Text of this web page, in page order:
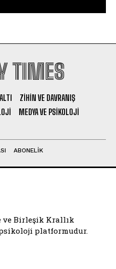
TIMES
ZIHIN VE DAVRANIŞ
MEDYA VE PSIKOLOJI
ABONELIK
ve Birleşik Krallık
platformudur.